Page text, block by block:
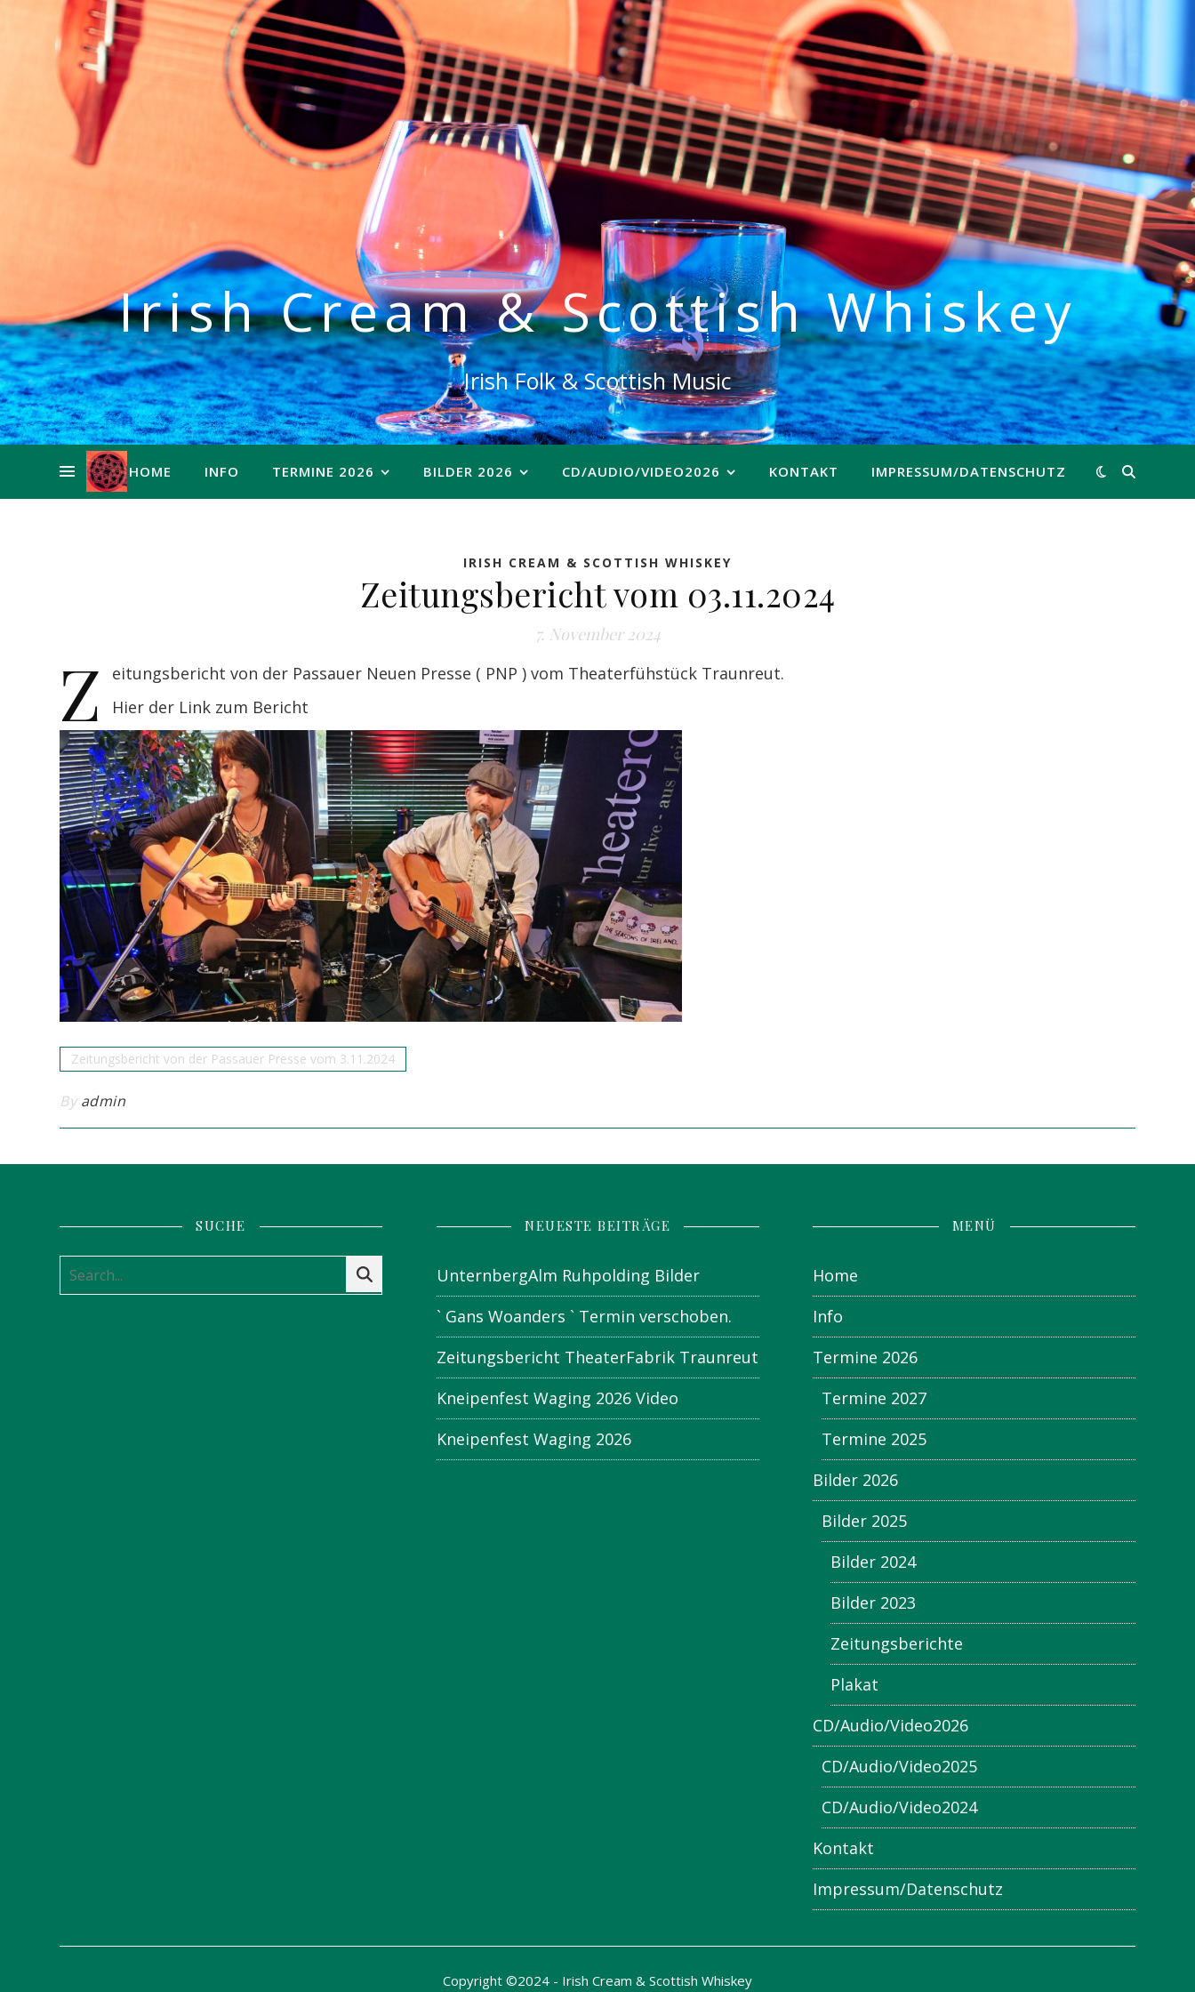
Irish Cream & Scottish Whiskey
Irish Folk & Scottish Music
HOME INFO TERMINE 2026 BILDER 2026 CD/AUDIO/VIDEO2026 KONTAKT IMPRESSUM/DATENSCHUTZ
IRISH CREAM & SCOTTISH WHISKEY
Zeitungsbericht vom 03.11.2024
7. November 2024
Z
eitungsbericht von der Passauer Neuen Presse ( PNP ) vom Theaterfühstück Traunreut.
Hier der Link zum Bericht
Zeitungsbericht von der Passauer Presse vom 3.11.2024
By admin
SUCHE NEUESTE BEITRÄGE
UnternbergAlm Ruhpolding Bilder
` Gans Woanders ` Termin verschoben.
Zeitungsbericht TheaterFabrik Traunreut
Kneipenfest Waging 2026 Video
Kneipenfest Waging 2026
MENÜ
Home
Info
Termine 2026
Termine 2027
Termine 2025
Bilder 2026
Bilder 2025
Bilder 2024
Bilder 2023
Zeitungsberichte
Plakat
CD/Audio/Video2026
CD/Audio/Video2025
CD/Audio/Video2024
Kontakt
Impressum/Datenschutz
Copyright ©2024 - Irish Cream & Scottish Whiskey